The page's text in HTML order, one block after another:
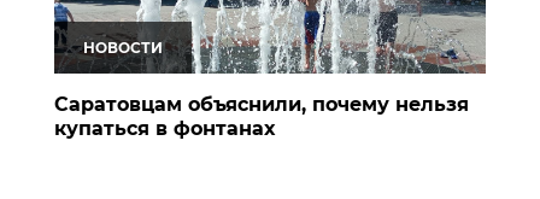
НОВОСТИ
Саратовцам объяснили, почему нельзя
купаться в фонтанах